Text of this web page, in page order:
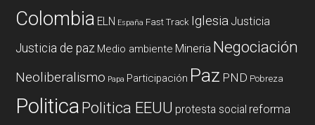
Colombia ELN España Fast Track Iglesia Justicia
Justicia de paz Medio ambiente Mineria Negociación
Neoliberalismo Papa Participación Paz PND Pobreza
PoliticaPolitica EEUU protesta social reforma